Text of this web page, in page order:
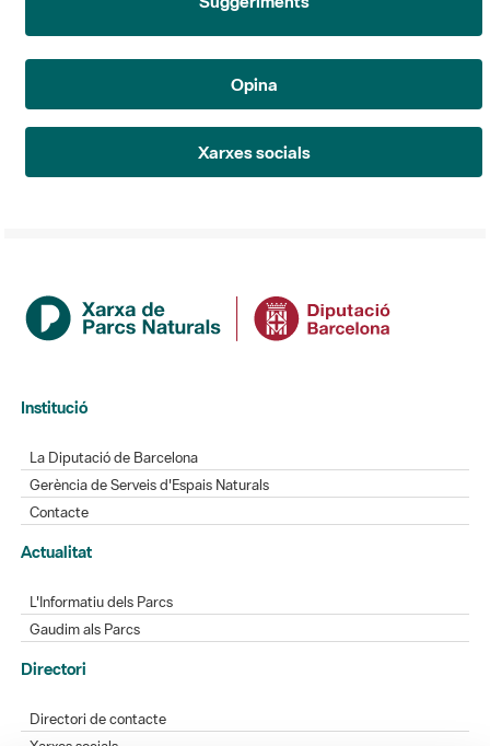
Opina
Xarxes socials
Institució
La Diputació de Barcelona
Gerència de Serveis d'Espais Naturals
Contacte
Actualitat
L'Informatiu dels Parcs
Gaudim als Parcs
Directori
Directori de contacte